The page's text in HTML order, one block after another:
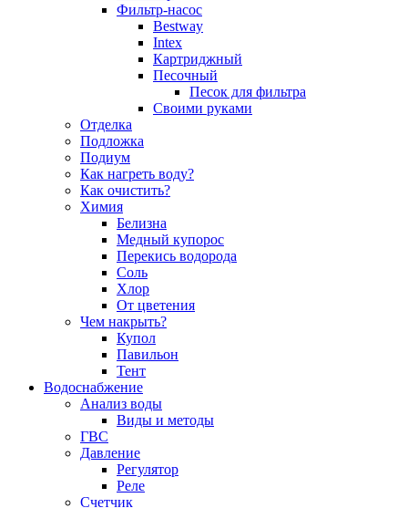
Фильтр-насос
Bestway
Intex
Картриджный
Песочный
Песок для фильтра
Своими руками
Отделка
Подложка
Подиум
Как нагреть воду?
Как очистить?
Химия
Белизна
Медный купорос
Перекись водорода
Соль
Хлор
От цветения
Чем накрыть?
Купол
Павильон
Тент
Водоснабжение
Анализ воды
Виды и методы
ГВС
Давление
Регулятор
Реле
Счетчик